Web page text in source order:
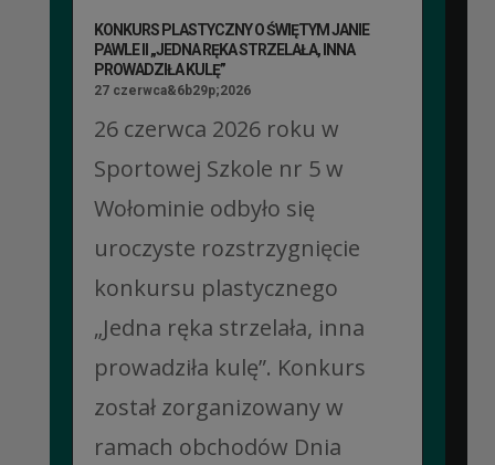
KONKURS PLASTYCZNY O ŚWIĘTYM JANIE
PAWLE II „JEDNA RĘKA STRZELAŁA, INNA
PROWADZIŁA KULĘ”
27 czerwca&6b29p;2026
26 czerwca 2026 roku w
Sportowej Szkole nr 5 w
Wołominie odbyło się
uroczyste rozstrzygnięcie
konkursu plastycznego
„Jedna ręka strzelała, inna
prowadziła kulę”. Konkurs
został zorganizowany w
ramach obchodów Dnia